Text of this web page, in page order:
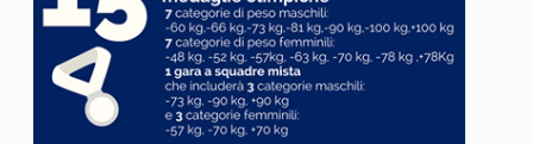
Newsletter
Catalogo formativo
Webinar
Corsi Monotematici
Corsi di Specializzazione
Corsi FIJLKAM-FISDIR